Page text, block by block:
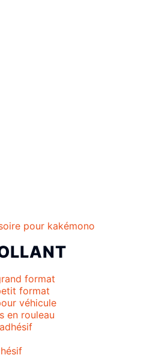
pour kakémono
format
format
véhicule
en rouleau